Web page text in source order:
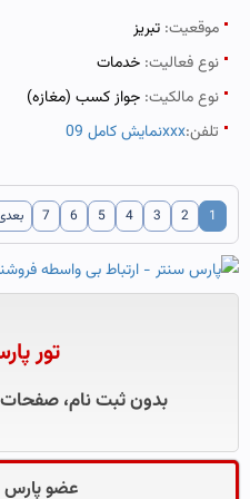
موقعیت: تبریز
نوع فعالیت: خدمات
نوع مالکیت: جواز کسب (مغازه)
تلفن:نمایش کامل 09xxx
1
2
3
4
5
6
7
تور
بدون ثبت نام، صفحات
عضو پارس